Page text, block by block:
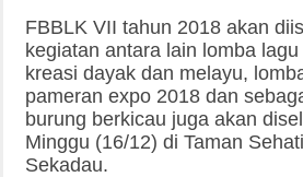
FBBLK VII tahun 2018 akan
kegiatan antara lain lomba
kreasi dayak dan melayu,
pameran expo 2018 dan
burung berkicau juga akan
Minggu (16/12) di Taman
Sekadau.